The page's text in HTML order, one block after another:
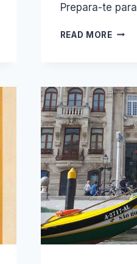
Prepara-te
READ MORE
DE